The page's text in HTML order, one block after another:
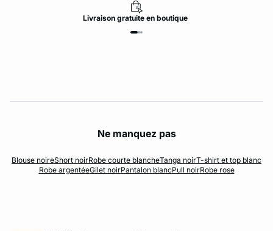
Livraisongratuiteen boutique
Ne manquez pas
Blouse noireShort noirRobe courte blancheTanga noirT-shirt et top blanc
Robe argentéeGilet noirPantalon blancPull noirRobe rose